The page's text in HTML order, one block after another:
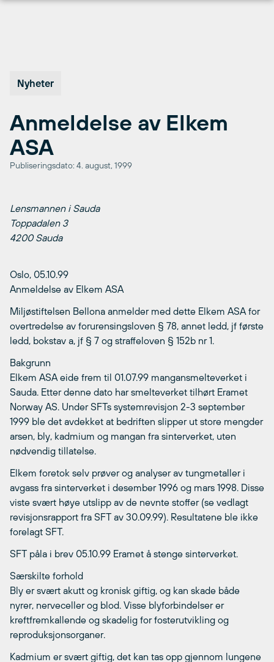
Nyheter
Anmeldelse av Elkem
ASA
Publiseringsdato: 4. august, 1999
Lensmannen i Sauda
Toppadalen 3
4200 Sauda
Oslo, 05.10.99
Anmeldelse av Elkem ASA
Miljøstiftelsen Bellona anmelder med dette Elkem ASA for
overtredelse av forurensingsloven § 78, annet ledd, jf første
ledd, bokstav a, jf § 7 og straffeloven § 152b nr 1.
Bakgrunn
Elkem ASA eide frem til 01.07.99 mangansmelteverket i
Sauda. Etter denne dato har smelteverket tilhørt Eramet
Norway AS. Under SFTs systemrevisjon 2-3 september
1999 ble det avdekket at bedriften slipper ut store mengder
arsen, bly, kadmium og mangan fra sinterverket, uten
nødvendig tillatelse.
Elkem foretok selv prøver og analyser av tungmetaller i
avgass fra sinterverket i desember 1996 og mars 1998. Disse
viste svært høye utslipp av de nevnte stoffer (se vedlagt
revisjonsrapport fra SFT av 30.09.99). Resultatene ble ikke
forelagt SFT.
SFT påla i brev 05.10.99 Eramet å stenge sinterverket.
Særskilte forhold
Bly er svært akutt og kronisk giftig, og kan skade både
nyrer, nerveceller og blod. Visse blyforbindelser er
kreftfremkallende og skadelig for fosterutvikling og
reproduksjonsorganer.
Kadmium er svært giftig, det kan tas opp gjennom lungene